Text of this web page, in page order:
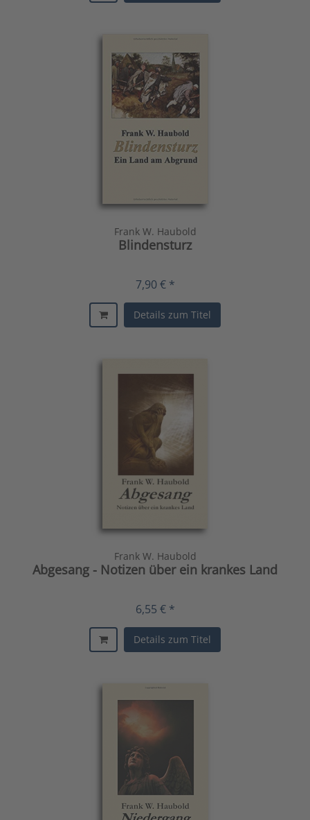
Frank W. Haubold
Blindensturz
7,90 € *
Details zum Titel
Frank W. Haubold
Abgesang - Notizen über ein krankes Land
6,55 € *
Details zum Titel